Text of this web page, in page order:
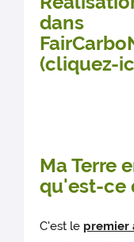
dans
(cliquez-
Ma Terre
qu'est-ce
C'est le premier